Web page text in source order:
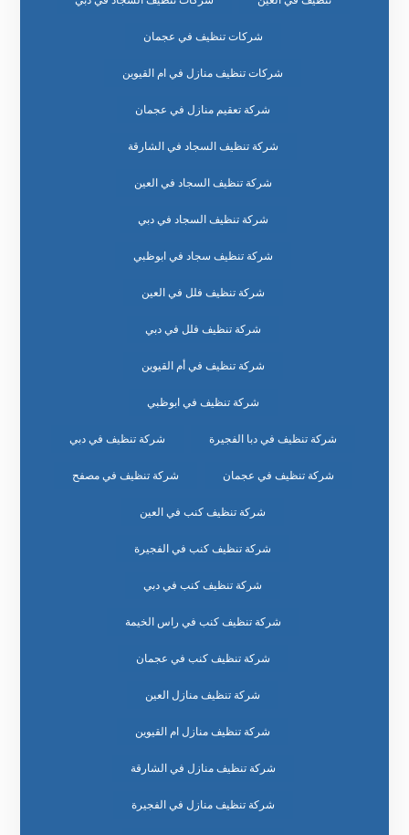
شركات تنظيف في عجمان
شركات تنظيف منازل في ام القيوين
شركة تعقيم منازل في عجمان
شركة تنظيف السجاد في الشارقة
شركة تنظيف السجاد في العين
شركة تنظيف السجاد في دبي
شركة تنظيف سجاد في ابوظبي
شركة تنظيف فلل في العين
شركة تنظيف فلل في دبي
شركة تنظيف في أم القيوين
شركة تنظيف في ابوظبي
شركة تنظيف في دبا الفجيرة شركة تنظيف في دبي
شركة تنظيف في عجمان شركة تنظيف في مصفح
شركة تنظيف كنب في العين
شركة تنظيف كنب في الفجيرة
شركة تنظيف كنب في دبي
شركة تنظيف كنب في راس الخيمة
شركة تنظيف كنب في عجمان
شركة تنظيف منازل العين
شركة تنظيف منازل ام القيوين
شركة تنظيف منازل في الشارقة
شركة تنظيف منازل في الفجيرة